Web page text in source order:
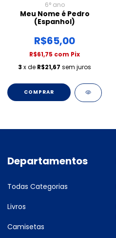
6° ano
Meu Nome é Pedro
(Espanhol)
R$65,00
R$61,75 com Pix
3 x de R$21,67 sem juros
COMPRAR
Departamentos
Todas Categorias
Livros
Camisetas